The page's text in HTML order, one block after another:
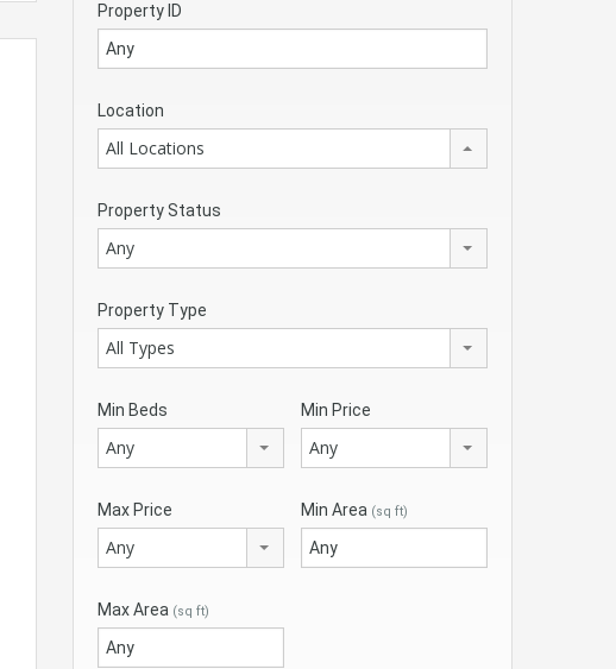
Property ID
Location
All Locations
Property Status
Any
Property Type
All Types
Min Beds
Any
Min Price
Any
Max Price
Any
Min Area (sq ft)
Max Area (sq ft)